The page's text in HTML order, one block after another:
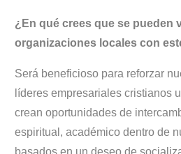
¿En qué crees que se pueden
organizaciones locales con
Será beneficioso para reforzar
líderes empresariales cristianos
crean oportunidades de
espiritual, académico dentro de
basados en un deseo de